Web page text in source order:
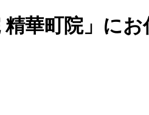
華町院」に